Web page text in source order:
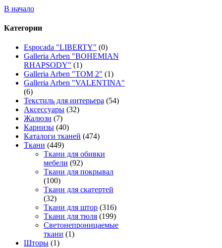
В начало
Категории
Espocada "LIBERTY" (0)
Galleria Arben "BOHEMIAN
RHAPSODY" (1)
Galleria Arben "TOM 2" (1)
Galleria Arben "VALENTINA"
(6)
Текстиль для интерьера (54)
Аксессуары (32)
Жалюзи (7)
Карнизы (40)
Каталоги тканей (474)
Ткани (449)
Ткани для обивки
мебели (92)
Ткани для покрывал
(100)
Ткани для скатертей
(32)
Ткани для штор (316)
Ткани для тюля (199)
Светонепроницаемые
ткани (1)
Шторы (1)